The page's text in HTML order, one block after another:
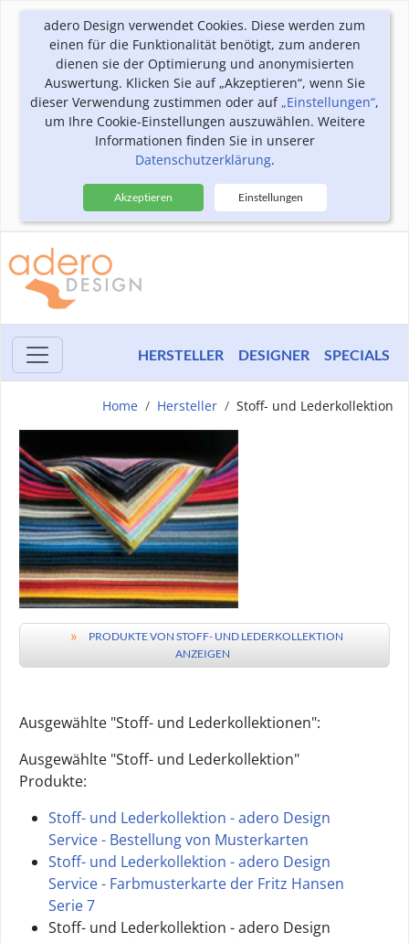
adero Design verwendet Cookies. Diese werden zum
einen für die Funktionalität benötigt, zum anderen
dienen sie der Optimierung und anonymisierten
Auswertung. Klicken Sie auf „Akzeptieren“, wenn Sie
dieser Verwendung zustimmen oder auf„Einstellungen“,
um Ihre Cookie-Einstellungen auszuwählen. Weitere
Informationen finden Sie in unserer
Datenschutzerklärung.
Akzeptieren Einstellungen
HERSTELLER DESIGNER SPECIALS
Home Hersteller Stoff- und Lederkollektion
»
PRODUKTE VON STOFF- UND LEDERKOLLEKTION
ANZEIGEN
Ausgewählte "Stoff- und Lederkollektionen":
Ausgewählte "Stoff- und Lederkollektion"
Produkte:
Stoff- und Lederkollektion - adero Design
Service - Bestellung von Musterkarten
Stoff- und Lederkollektion - adero Design
Service - Farbmusterkarte der Fritz Hansen
Serie 7
Stoff- und Lederkollektion - adero Design